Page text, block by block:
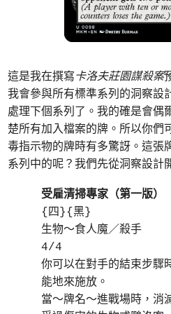
這是我在撰寫卡洛夫莊園謀殺案
我會參與所有標準系列的洞察設
處理下個系列了。我的確是會偶
楚所有加入檔案的牌。所以你們
毒指示物的牌時有多驚訝。這張
系列中的呢？我們先從洞察設計
受雇清掃專家（第一版）
{四}{黑}
生物～食人魔／殺手
4/4
你可以在對手的結束步驟
能地來施放。
當～牌名～進戰場時，消